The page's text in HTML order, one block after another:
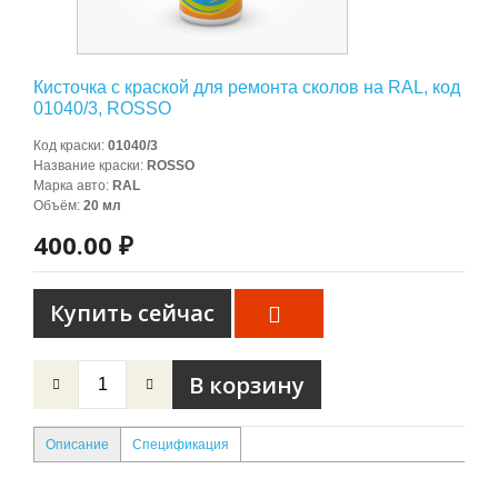
Кисточка с краской для ремонта сколов на RAL, код
01040/3, ROSSO
Код краски: 01040/3
Название краски: ROSSO
Марка авто: RAL
Объём: 20 мл
400.00 ₽
Купить сейчас
Описание Спецификация